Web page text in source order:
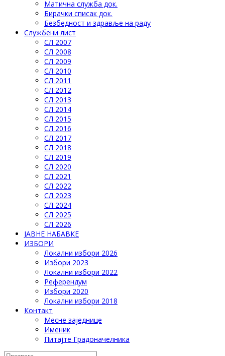
Матична служба док.
Бирачки списак док.
Безбедност и здравље на раду
Службени лист
СЛ 2007
СЛ 2008
СЛ 2009
СЛ 2010
СЛ 2011
СЛ 2012
СЛ 2013
СЛ 2014
СЛ 2015
СЛ 2016
СЛ 2017
СЛ 2018
СЛ 2019
СЛ 2020
СЛ 2021
СЛ 2022
СЛ 2023
СЛ 2024
СЛ 2025
СЛ 2026
ЈАВНЕ НАБАВКЕ
ИЗБОРИ
Локални избори 2026
Избори 2023
Локални избори 2022
Референдум
Избори 2020
Локални избори 2018
Контакт
Месне заједнице
Именик
Питајте Градоначелника